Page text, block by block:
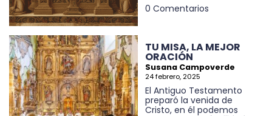
0 Comentarios
TU MISA, LA MEJOR
ORACIÓN
Susana Campoverde
24 febrero, 2025
El Antiguo Testamento
preparó la venida de
Cristo, en él podemos